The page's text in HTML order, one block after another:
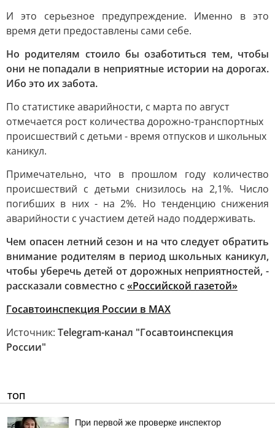
И это серьезное предупреждение. Именно в это
время дети предоставлены сами себе.
Но родителям стоило бы озаботиться тем, чтобы
они не попадали в неприятные истории на дорогах.
Ибо это их забота.
По статистике аварийности, с марта по август
отмечается рост количества дорожно-транспортных
происшествий с детьми - время отпусков и школьных
каникул.
Примечательно, что в прошлом году количество
происшествий с детьми снизилось на 2,1%. Число
погибших в них - на 2%. Но тенденцию снижения
аварийности с участием детей надо поддерживать.
Чем опасен летний сезон и на что следует обратить
внимание родителям в период школьных каникул,
чтобы уберечь детей от дорожных неприятностей, -
рассказали совместно с«Российской газетой»
Госавтоинспекция России в МАХ
Источник: Telegram-канал "Госавтоинспекция
России"
ТОП
При первой же проверке инспектор